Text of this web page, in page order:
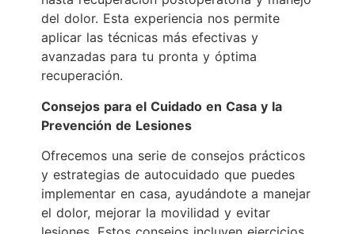
del dolor. Esta experiencia nos permite
aplicar las técnicas más efectivas y
avanzadas para tu pronta y óptima
recuperación.
Consejos para el Cuidado en Casa y la
Prevención de Lesiones
Ofrecemos una serie de consejos prácticos
y estrategias de autocuidado que puedes
implementar en casa, ayudándote a manejar
el dolor, mejorar la movilidad y evitar